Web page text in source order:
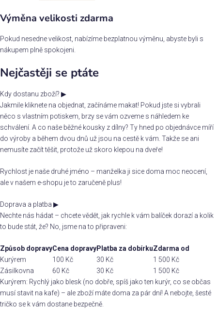
Výměna velikosti zdarma
Pokud nesedne velikost, nabízíme bezplatnou výměnu, abyste byli s
nákupem plně spokojeni.
Nejčastěji se ptáte
Kdy dostanu zboží? ▶
Jakmile kliknete na objednat, začínáme makat! Pokud jste si vybrali
něco s vlastním potiskem, brzy se vám ozveme s náhledem ke
schválení. A co naše běžné kousky z dílny? Ty hned po objednávce míří
do výroby a během dvou dnů už jsou na cestě k vám. Takže se ani
nemusíte začít těšit, protože už skoro klepou na dveře!
Rychlost je naše druhé jméno – manželka ji sice doma moc neocení,
ale v našem e-shopu je to zaručeně plus!
Doprava a platba ▶
Nechte nás hádat – chcete vědět, jak rychle k vám balíček dorazí a kolik
to bude stát, že? No, jsme na to připraveni:
Způsob dopravyCena dopravyPlatba za dobírkuZdarma od
Kurýrem
100 Kč 30 Kč
1 500 Kč
Zásilkovna
60 Kč 30 Kč
1 500 Kč
Kurýrem: Rychlý jako blesk (no dobře, spíš jako ten kurýr, co se občas
musí stavit na kafe) – ale zboží máte doma za pár dní! A nebojte, šesté
tričko se k vám dostane bezpečně.